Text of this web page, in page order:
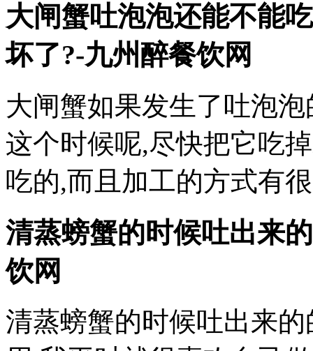
大闸蟹吐泡泡还能不能
坏了?-九州醉餐饮网
大闸蟹如果发生了吐泡
这个时候呢,尽快把它吃
吃的,而且加工的方式有
清蒸螃蟹的时候吐出来
饮网
清蒸螃蟹的时候吐出来